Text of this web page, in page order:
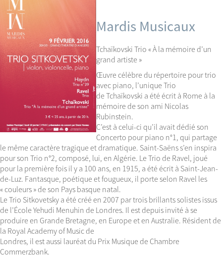
Mardis Musicaux
Tchaïkovski Trio « À la mémoire d’un
grand artiste »
Œuvre célèbre du répertoire pour trio
avec piano, l’unique Trio
de Tchaïkovski a été écrit à Rome à la
mémoire de son ami Nicolas
Rubinstein.
C’est à celui-ci qu’il avait dédié son
Concerto pour piano n°1, qui partage
le même caractère tragique et dramatique. Saint-Saëns s’en inspira
pour son Trio n°2, composé, lui, en Algérie. Le Trio de Ravel, joué
pour la première fois il y a 100 ans, en 1915, a été écrit à Saint-Jean-
de-Luz. Fantasque, poétique et fougueux, il porte selon Ravel les
« couleurs » de son Pays basque natal.
Le Trio Sitkovetsky a été créé en 2007 par trois brillants solistes issus
de l’École Yehudi Menuhin de Londres. Il est depuis invité à se
produire en Grande Bretagne, en Europe et en Australie. Résident de
la Royal Academy of Music de
Londres, il est aussi lauréat du Prix Musique de Chambre
Commerzbank.